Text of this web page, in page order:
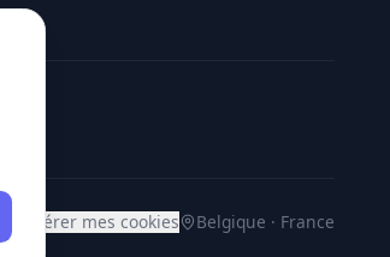
Gérer mes cookies Belgique · France